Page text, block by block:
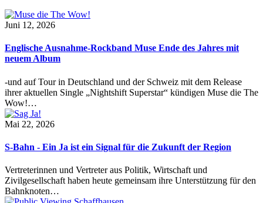
Juni 12, 2026
Englische Ausnahme-Rockband Muse Ende des Jahres mit
neuem Album
-und auf Tour in Deutschland und der Schweiz mit dem Release
ihrer aktuellen Single „Nightshift Superstar“ kündigen Muse die The
Wow!…
Mai 22, 2026
S-Bahn - Ein Ja ist ein Signal für die Zukunft der Region
Vertreterinnen und Vertreter aus Politik, Wirtschaft und
Zivilgesellschaft haben heute gemeinsam ihre Unterstützung für den
Bahnknoten…